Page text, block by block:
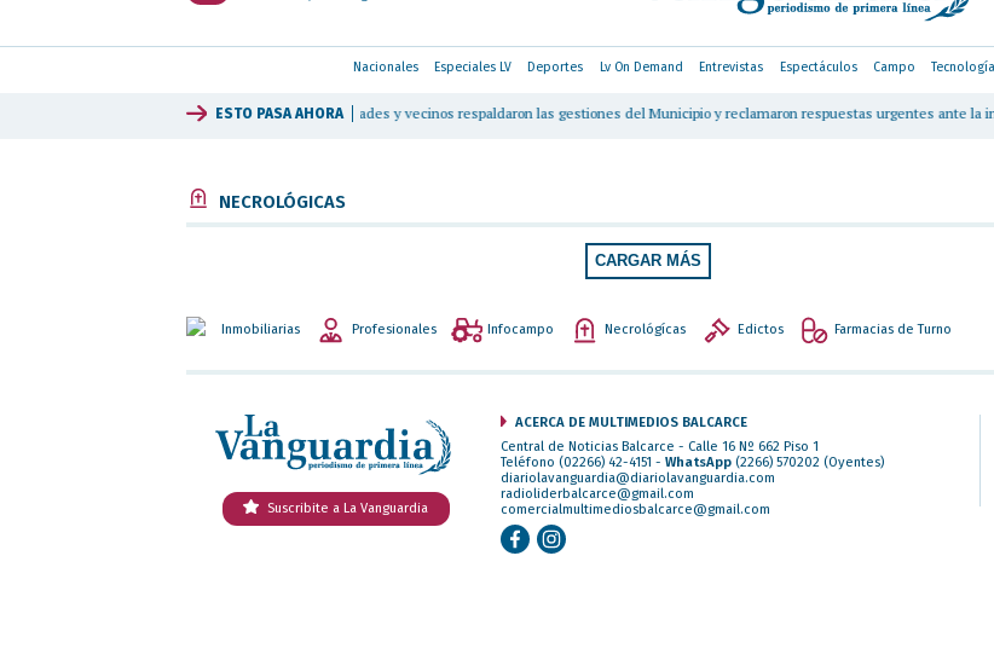
Nacionales Especiales LV Deportes Lv On Demand Entrevistas Espectáculos Campo Tecnología
ESTO PASAAHORA
cuesta un alfajor de segunda marca |Entidades y vecinos respaldaron las gestiones del Municipio y reclamaron respuestas urgentes ante la
NECROLÓGICAS
CARGAR MÁS
Inmobiliarias Profesionales Infocampo Necrológícas Edictos Farmacias de Turno
Suscribite a La Vanguardia
ACERCA DE MULTIMEDIOS BALCARCE
Central de Noticias Balcarce - Calle 16 Nº 662 Piso 1
Teléfono (02266) 42-4151 - WhatsApp (2266) 570202 (Oyentes)
diariolavanguardia@diariolavanguardia.com
radioliderbalcarce@gmail.com
comercialmultimediosbalcarce@gmail.com